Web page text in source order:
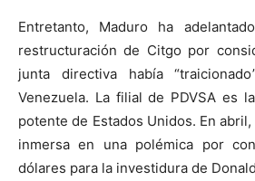
Entretanto, Maduro ha
restructuración de Citgo por
junta directiva había
Venezuela. La filial de PDVSA es
potente de Estados Unidos. En
inmersa en una polémica por
dólares para la investidura de